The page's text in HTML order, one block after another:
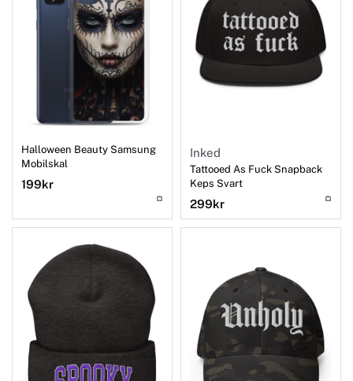
Halloween Beauty Samsung
Mobilskal
199kr
Inked
Tattooed As Fuck Snapback
Keps Svart
299kr